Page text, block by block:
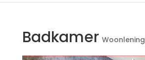
Badkamer Woonlening